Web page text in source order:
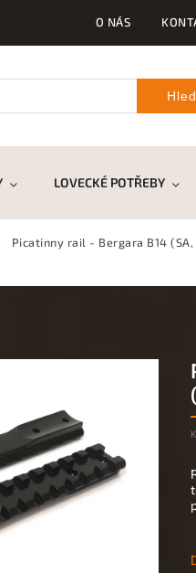
O NÁS
LOVECKÉ POTŘEBY
Picatinny rail - Bergara B14 (SA,